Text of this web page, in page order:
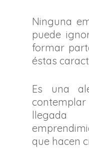
Ninguna
puede
formar
éstas
Es una
que hacen